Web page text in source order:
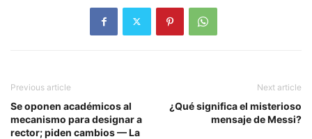
Previous article
Se oponen académicos al
mecanismo para designar a
rector; piden cambios — La
Next article
¿Qué significa el misterioso
mensaje de Messi?